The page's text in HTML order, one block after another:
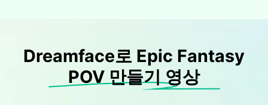
Dreamface로 Epic Fantasy
POV 만들기 영상